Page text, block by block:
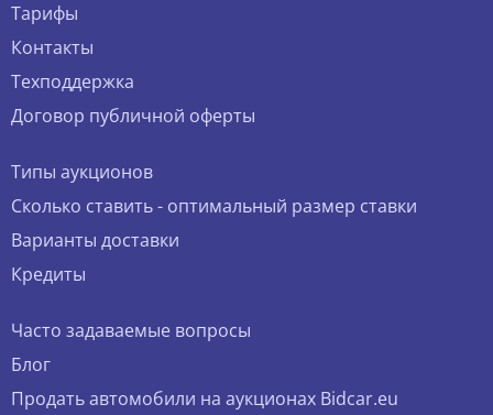
Тарифы
Контакты
Техподдержка
Договор публичной оферты
Типы аукционов
Сколько ставить - оптимальный размер ставки
Варианты доставки
Кредиты
Часто задаваемые вопросы
Блог
Продать автомобили на аукционах Bidcar.eu